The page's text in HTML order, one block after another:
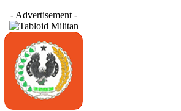
- Advertisement -